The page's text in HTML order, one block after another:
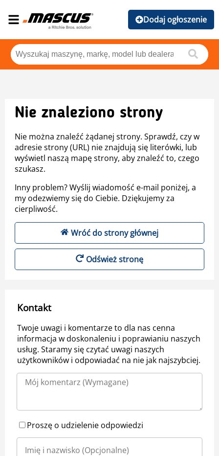
Dodaj ogłoszenie
Nie znaleziono strony
Nie można znaleźć żądanej strony. Sprawdź, czy w
adresie strony (URL) nie znajdują się literówki, lub
wyświetl naszą mapę strony, aby znaleźć to, czego
szukasz.
Inny problem? Wyślij wiadomość e-mail poniżej, a
my odezwiemy się do Ciebie. Dziękujemy za
cierpliwość.
Wróć do strony głównej
Odśwież stronę
Kontakt
Twoje uwagi i komentarze to dla nas cenna
informacja w doskonaleniu i poprawianiu naszych
usług. Staramy się czytać uwagi naszych
użytkowników i odpowiadać na nie jak najszybciej.
Proszę o udzielenie odpowiedzi